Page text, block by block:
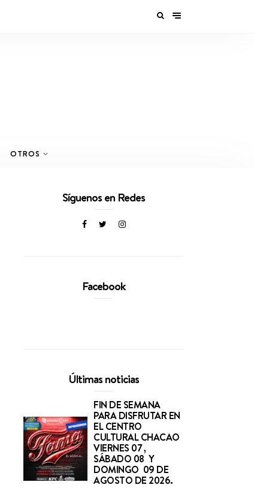
OTROS
Síguenos en Redes
Facebook
Últimas noticias
FIN DE SEMANA
PARA DISFRUTAR EN
EL CENTRO
CULTURAL CHACAO
VIERNES 07 ,
SÁBADO 08 Y
DOMINGO 09 DE
AGOSTO DE 2026.